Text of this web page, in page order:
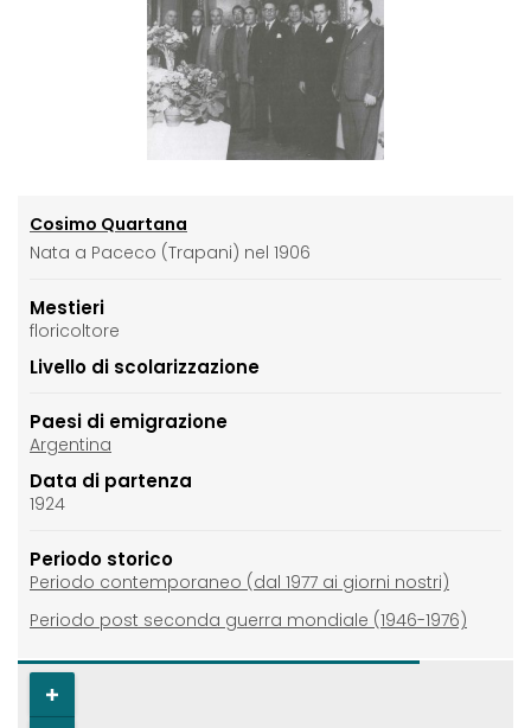
Cosimo Quartana
Nata a Paceco (Trapani) nel 1906
Mestieri
floricoltore
Livello di scolarizzazione
Paesi di emigrazione
Argentina
Data di partenza
1924
Periodo storico
Periodo contemporaneo (dal 1977 ai giorni nostri)
Periodo post seconda guerra mondiale (1946-1976)